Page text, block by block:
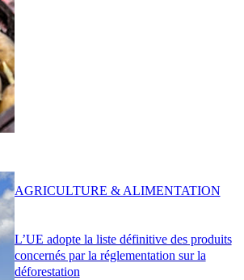
L’UE adopte la liste définitive des produits
concernés par la réglementation sur la
déforestation
AGRICULTURE & ALIMENTATION